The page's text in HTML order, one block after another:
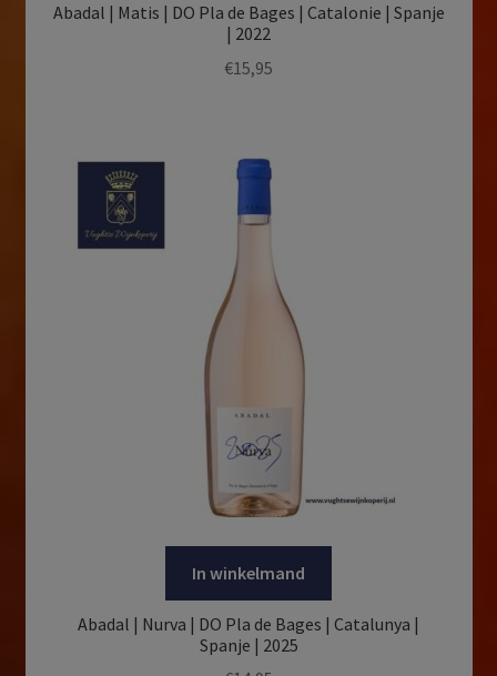
Abadal | Matis | DO Pla de Bages | Catalonie | Spanje
| 2022
€15,95
In winkelmand
Abadal | Nurva | DO Pla de Bages | Catalunya |
Spanje | 2025